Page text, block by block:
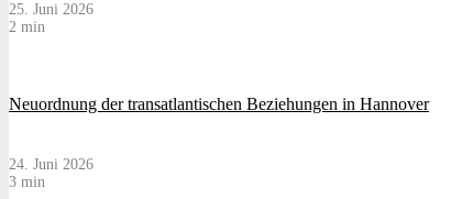
25. Juni 2026
2 min
Neuordnung der transatlantischen Beziehungen in Hannover
24. Juni 2026
3 min